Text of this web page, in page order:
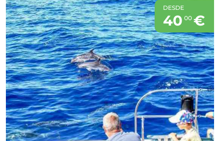
DESDE
40 00 €